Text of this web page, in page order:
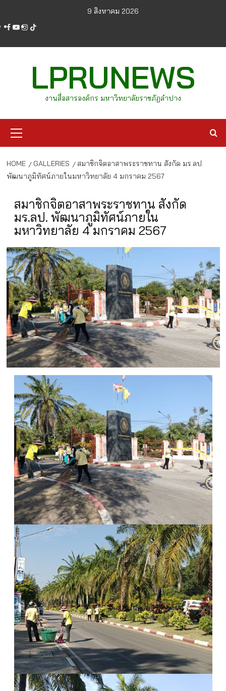
content
9 สิงหาคม 2026
facebook
youtube
instagram
tiktok
LPRUNEWS
งานสื่อสารองค์กร มหาวิทยาลัยราชภัฏลำปาง
Menu
HOME GALLERIES
สมาชิกจิตอาสาพระราชทาน สังกัด มร.ลป.
พัฒนาภูมิทัศน์ภายในมหาวิทยาลัย 4 มกราคม 2567
สมาชิกจิตอาสาพระราชทาน สังกัด
มร.ลป. พัฒนาภูมิทัศน์ภายใน
มหาวิทยาลัย 4 มกราคม 2567